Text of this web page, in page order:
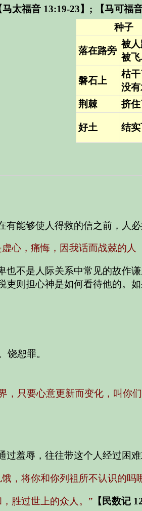
马太福音 13:19-23】 ; 【马可福
种子
落在路旁
被
被
磐石上
枯干
没
荆棘
挤住
好土 结
有能够使人得救的信之前，人必
心，痛悔，因我话而战兢的人
也不是人际关系中常见的故作
吏则担心神是如何看待他的。
饶恕罪。
，只要心意更新而变化，叫你
过羞辱，往往带这个人经过困难
，将你和你列祖所不认识的
胜过世上的众人。” 【民数记